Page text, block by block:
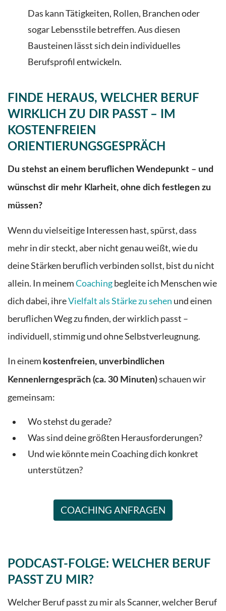
Das kann Tätigkeiten, Rollen, Branchen oder
sogar Lebensstile betreffen. Aus diesen
Bausteinen lässt sich dein individuelles
Berufsprofil entwickeln.
FINDE HERAUS, WELCHER BERUF
WIRKLICH ZU DIR PASST – IM
KOSTENFREIEN
ORIENTIERUNGSGESPRÄCH
Du stehst an einem beruflichen Wendepunkt – und
wünschst dir mehr Klarheit, ohne dich festlegen zu
müssen?
Wenn du vielseitige Interessen hast, spürst, dass
mehr in dir steckt, aber nicht genau weißt, wie du
deine Stärken beruflich verbinden sollst, bist du nicht
allein. In meinemCoachingbegleite ich Menschen wie
dich dabei, ihreVielfalt als Stärke zu sehen und einen
beruflichen Weg zu finden, der wirklich passt –
individuell, stimmig und ohne Selbstverleugnung.
In einem kostenfreien, unverbindlichen
Kennenlerngespräch (ca. 30 Minuten)schauen wir
gemeinsam:
Wo stehst du gerade?
Was sind deine größten Herausforderungen?
Und wie könnte mein Coaching dich konkret
unterstützen?
COACHING ANFRAGEN
PODCAST-FOLGE: WELCHER BERUF
PASST ZU MIR?
Welcher Beruf passt zu mir als Scanner, welcher Beruf